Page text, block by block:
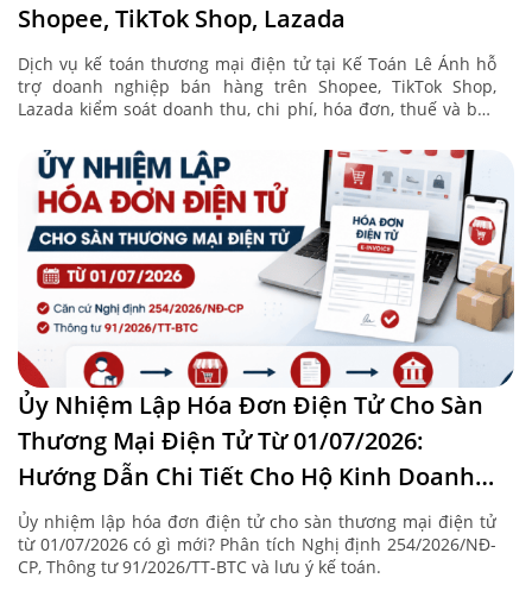
Shopee, TikTok Shop, Lazada
Dịch vụ kế toán thương mại điện tử tại Kế Toán Lê Ánh hỗ
trợ doanh nghiệp bán hàng trên Shopee, TikTok Shop,
Lazada kiểm soát doanh thu, chi phí, hóa đơn, thuế và báo
Ủy Nhiệm Lập Hóa Đơn Điện Tử Cho Sàn
Thương Mại Điện Tử Từ 01/07/2026:
Hướng Dẫn Chi Tiết Cho Hộ Kinh Doanh
Và Kế Toán
Ủy nhiệm lập hóa đơn điện tử cho sàn thương mại điện tử
từ 01/07/2026 có gì mới? Phân tích Nghị định 254/2026/NĐ-
CP, Thông tư 91/2026/TT-BTC và lưu ý kế toán.